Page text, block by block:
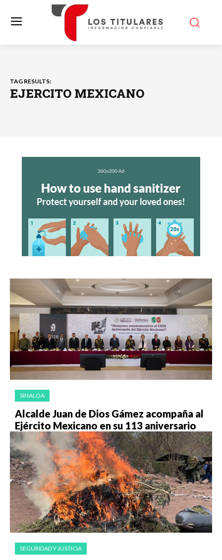
TAG RESULTS:
EJERCITO MEXICANO
SINALOA
Alcalde Juan de Dios Gámez acompaña al
Ejército Mexicano en su 113 aniversario
SEGURIDAD Y JUSTICIA